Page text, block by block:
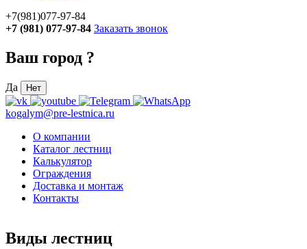
+7(981)077-97-84
+7 (981) 077-97-84 Заказать звонок
Ваш город ?
Да Нет
kogalym@pre-lestnica.ru
О компании
Каталог лестниц
Калькулятор
Ограждения
Доставка и монтаж
Контакты
Виды лестниц